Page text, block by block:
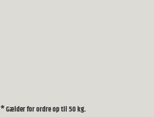
* Gælder for ordre op til 50 kg.